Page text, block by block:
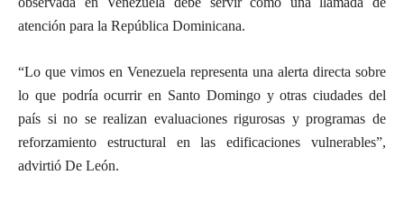
atención para la República Dominicana.
“Lo que vimos en Venezuela representa una alerta directa sobre
lo que podría ocurrir en Santo Domingo y otras ciudades del
país si no se realizan evaluaciones rigurosas y programas de
reforzamiento estructural en las edificaciones vulnerables”,
advirtió De León.